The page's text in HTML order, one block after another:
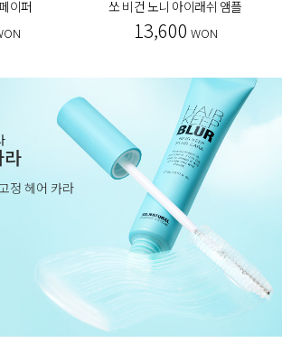
이퍼 쏘 비건 노니 아이래쉬 앰플
13,600 WON
정 헤어 카라